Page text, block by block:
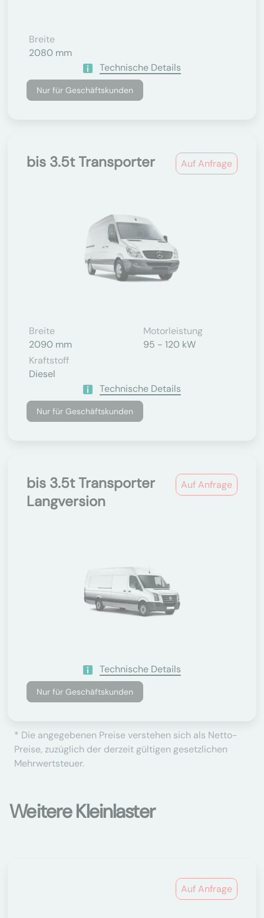
Breite
2080 mm
Technische Details
Nur für Geschäftskunden
Auf Anfrage
bis 3.5t Transporter
Breite
2090 mm
Motorleistung
95 - 120 kW
Kraftstoff
Diesel
Technische Details
Nur für Geschäftskunden
Auf Anfrage
bis 3.5t Transporter
Langversion
Technische Details
Nur für Geschäftskunden
* Die angegebenen Preise verstehen sich als Netto-
Preise, zuzüglich der derzeit gültigen gesetzlichen
Mehrwertsteuer.
Weitere Kleinlaster
Auf Anfrage